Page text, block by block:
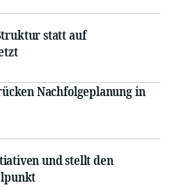
statt auf
Nachfolgeplanung in
und stellt den